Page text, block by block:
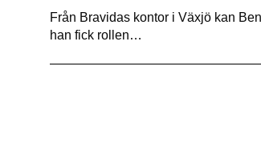
Från Bravidas kontor i Växjö kan
han fick rollen…